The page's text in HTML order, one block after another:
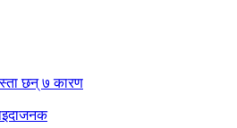
छन् ७ कारण